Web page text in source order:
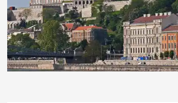
hpgruesen